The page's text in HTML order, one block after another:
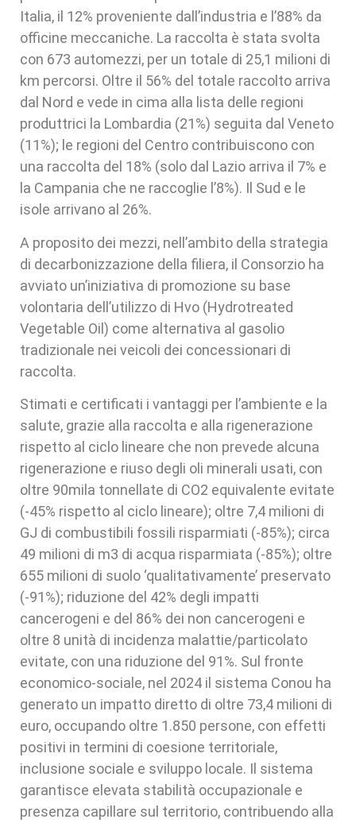
Italia, il 12% proveniente dall’industria e l’88% da
officine meccaniche. La raccolta è stata svolta
con 673 automezzi, per un totale di 25,1 milioni di
km percorsi. Oltre il 56% del totale raccolto arriva
dal Nord e vede in cima alla lista delle regioni
produttrici la Lombardia (21%) seguita dal Veneto
(11%); le regioni del Centro contribuiscono con
una raccolta del 18% (solo dal Lazio arriva il 7% e
la Campania che ne raccoglie l’8%). Il Sud e le
isole arrivano al 26%.
A proposito dei mezzi, nell’ambito della strategia
di decarbonizzazione della filiera, il Consorzio ha
avviato un’iniziativa di promozione su base
volontaria dell’utilizzo di Hvo (Hydrotreated
Vegetable Oil) come alternativa al gasolio
tradizionale nei veicoli dei concessionari di
raccolta.
Stimati e certificati i vantaggi per l’ambiente e la
salute, grazie alla raccolta e alla rigenerazione
rispetto al ciclo lineare che non prevede alcuna
rigenerazione e riuso degli oli minerali usati, con
oltre 90mila tonnellate di CO2 equivalente evitate
(-45% rispetto al ciclo lineare); oltre 7,4 milioni di
GJ di combustibili fossili risparmiati (-85%); circa
49 milioni di m3 di acqua risparmiata (-85%); oltre
655 milioni di suolo ‘qualitativamente’ preservato
(-91%); riduzione del 42% degli impatti
cancerogeni e del 86% dei non cancerogeni e
oltre 8 unità di incidenza malattie/particolato
evitate, con una riduzione del 91%. Sul fronte
economico-sociale, nel 2024 il sistema Conou ha
generato un impatto diretto di oltre 73,4 milioni di
euro, occupando oltre 1.850 persone, con effetti
positivi in termini di coesione territoriale,
inclusione sociale e sviluppo locale. Il sistema
garantisce elevata stabilità occupazionale e
presenza capillare sul territorio, contribuendo alla